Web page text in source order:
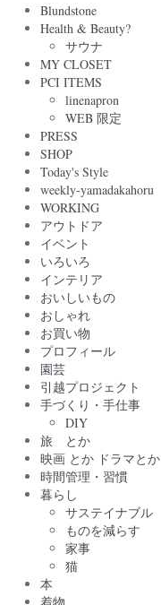
Blundstone
Health & Beauty?
サウナ
MY CLOSET
PCI ITEMS
linenapron
WEB 限定
PRESS
SHOP
Today's Style
weekly-yamadakahoru
WORKING
アウトドア
イベント
いろいろ
インテリア
おいしいもの
おしゃれ
お買い物
プロフィール
園芸
引越プロジェクト
手づくり・手仕事
DIY
旅 とか
映画 とか ドラマとか
時間管理・習慣
暮らし
サステイナブル
ものを減らす
家事
猫
本
着物